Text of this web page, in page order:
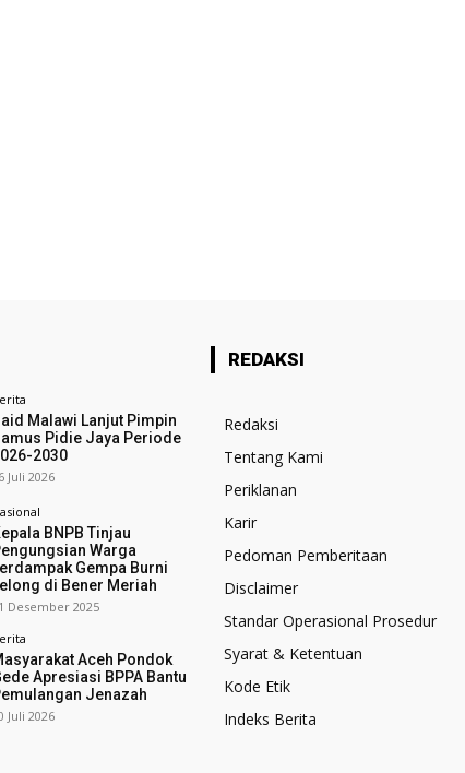
Malawi Lanjut Pimpin
Pidie Jaya Periode
2030
Juli 2026
BNPB Tinjau
Warga
Gempa Burni
di Bener Meriah
Desember 2025
Aceh Pondok
Apresiasi BPPA Bantu
Jenazah
Juli 2026
REDAKSI
Redaksi
Tentang Kami
Periklanan
Karir
Pedoman Pemberitaan
Disclaimer
Standar Operasional Prosedur
Syarat & Ketentuan
Kode Etik
Indeks Berita